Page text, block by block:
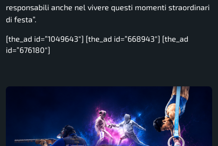
responsabili anche nel vivere questi momenti straordinari
di festa”.
[the_ad id=”1049643″] [the_ad id=”668943″] [the_ad
id=”676180″]